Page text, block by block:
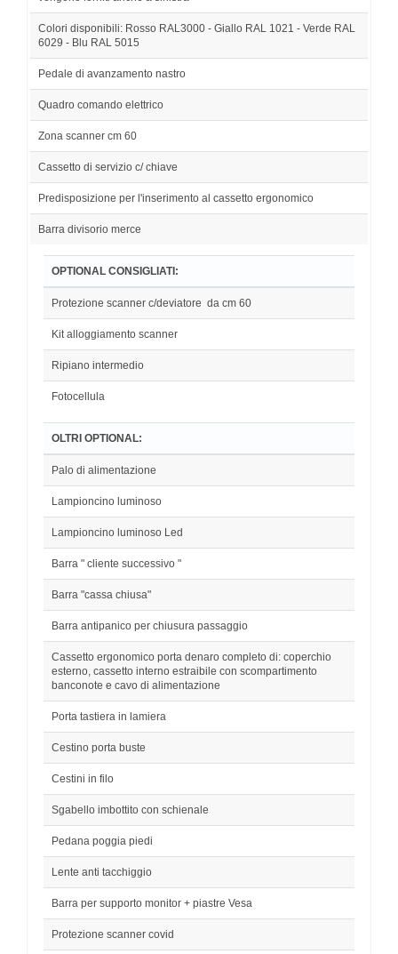
Colori disponibili: Rosso RAL3000 - Giallo RAL 1021 - Verde RAL
6029 - Blu RAL 5015
Pedale di avanzamento nastro
Quadro comando elettrico
Zona scanner cm 60
Cassetto di servizio c/ chiave
Predisposizione per l'inserimento al cassetto ergonomico
Barra divisorio merce
OPTIONAL CONSIGLIATI:
Protezione scanner c/deviatore da cm 60
Kit alloggiamento scanner
Ripiano intermedio
Fotocellula
OLTRI OPTIONAL:
Palo di alimentazione
Lampioncino luminoso
Lampioncino luminoso Led
Barra " cliente successivo "
Barra "cassa chiusa"
Barra antipanico per chiusura passaggio
Cassetto ergonomico porta denaro completo di: coperchio
esterno, cassetto interno estraibile con scompartimento
banconote e cavo di alimentazione
Porta tastiera in lamiera
Cestino porta buste
Cestini in filo
Sgabello imbottito con schienale
Pedana poggia piedi
Lente anti tacchiggio
Barra per supporto monitor + piastre Vesa
Protezione scanner covid